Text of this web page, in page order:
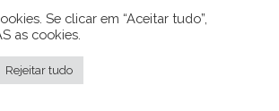
Se clicar em “Aceitar tudo”,
as cookies.
Rejeitar tudo